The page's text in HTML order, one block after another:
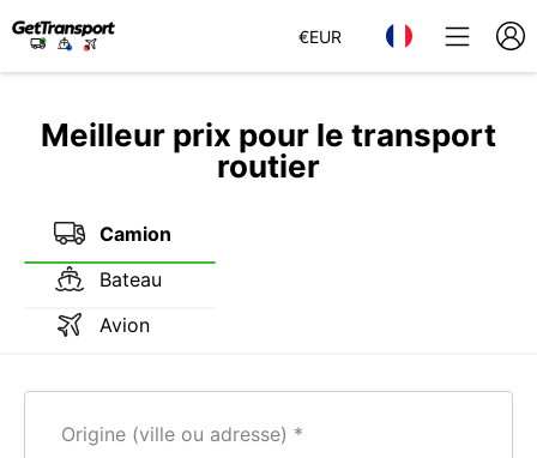
€EUR
Meilleur prix pour le transport
routier
Camion
Bateau
Avion
Origine (ville ou adresse)